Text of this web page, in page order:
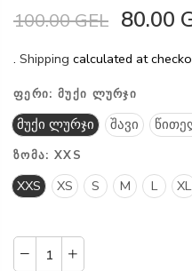
100.00 GEL 80.00
. Shipping calculated at
ᲤᲔᲠᲘ: ᲛᲣᲥᲘ ᲚᲣᲠᲯᲘ
მუქი ლურჯი შავი
ᲖᲝᲛᲐ: XXS
XXS XS S M L XL